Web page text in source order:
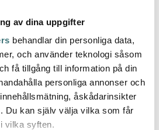
av dina uppgifter
behandlar din personliga data,
och använder teknologi såsom
få tillgång till information på din
personliga annonser och
åskådarinsikter
Du kan själv välja vilka som får
vilka syften.
Aarke
Aarke Nesting Karaff 1,1
L med blandningssked
499 kr